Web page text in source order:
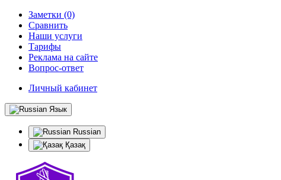
Заметки (0)
Сравнить
Наши услуги
Тарифы
Реклама на сайте
Вопрос-ответ
Личный кабинет
Язык
Russian
Қазақ